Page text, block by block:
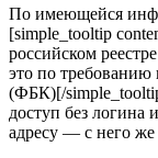
По имеющейся
[simple_tooltip
российском
это по
(ФБК)[/
доступ без логина
адресу — с него